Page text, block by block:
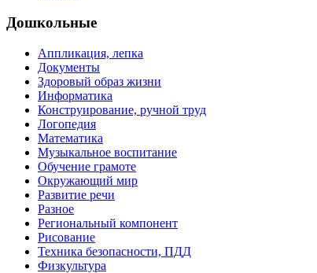
Дошкольные
Аппликация, лепка
Документы
Здоровый образ жизни
Информатика
Конструирование, ручной труд
Логопедия
Математика
Музыкальное воспитание
Обучение грамоте
Окружающий мир
Развитие речи
Разное
Региональный компонент
Рисование
Техника безопасности, ПДД
Физкультура